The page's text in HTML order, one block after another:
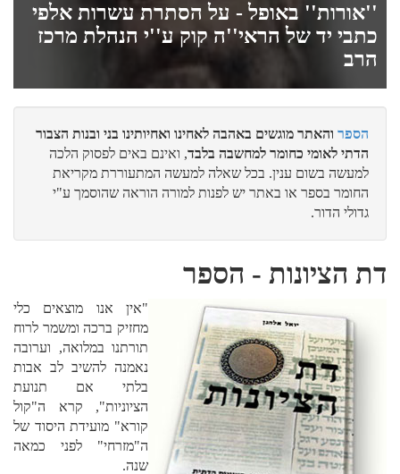
יואל אלחנן
קושיא מתוך תפיסה מעוותת...
לביא
קול קורא מאת הגרמ"ד ויסמנדל זצ"ל
לביא
ראיון זועק לשמים על הספר "מן המצר"
יונתן אבנון
קושיה אמונית חמורה על מעשה השטן הציוני
''אורות'' באופל - על הסתרת עשרות אלפי
כתבי יד של הראי''ה קוק ע''י הנהלת מרכז
הרב
הספר והאתר מוגשים באהבה לאחינו ואחיותינו בני ובנות הצבור
הדתי לאומי כחומר למחשבה בלבד, ואינם באים לפסוק הלכה
למעשה בשום ענין. בכל שאלה למעשה המתעוררת מקריאת
החומר בספר או באתר יש לפנות למורה הוראה שהוסמך ע"י
גדולי הדור.
דת הציונות - הספר
"אין אנו מוצאים כלי
מחזיק ברכה ומשמר לרוח
תורתנו במלואה, וערובה
נאמנה להשיב לב אבות
בלתי אם תנועת
הציוניות", קרא ה"קול
קורא" מועידת היסוד של
ה"מזרחי" לפני כמאה
שנה.